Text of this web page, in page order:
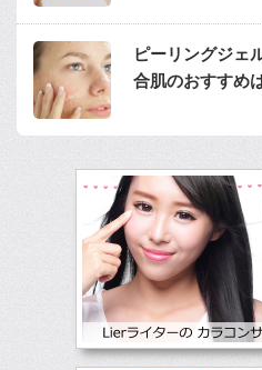
ピーリングジェ
合肌のおすすめ